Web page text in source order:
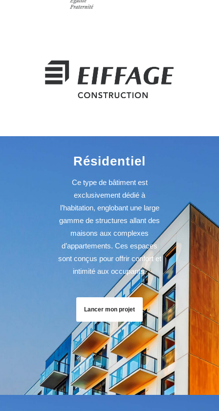
Résidentiel
Ce type de bâtiment est
exclusivement dédié à
l’habitation, englobant une large
gamme de structures allant des
maisons aux complexes
d’appartements. Ces espaces
sont conçus pour offrir confort et
intimité aux occupants.
Lancer mon projet